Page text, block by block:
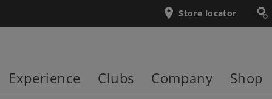
Store locator
Experience Clubs Company Shop